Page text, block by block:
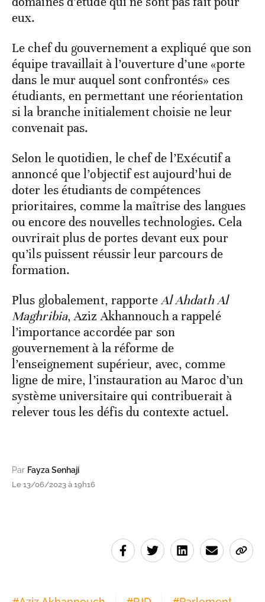
eux.
Le chef du gouvernement a expliqué que son
équipe travaillait à l’ouverture d’une «porte
dans le mur auquel sont confrontés» ces
étudiants, en permettant une réorientation
si la branche initialement choisie ne leur
convenait pas.
Selon le quotidien, le chef de l’Exécutif a
annoncé que l’objectif est aujourd’hui de
doter les étudiants de compétences
prioritaires, comme la maîtrise des langues
ou encore des nouvelles technologies. Cela
ouvrirait plus de portes devant eux pour
qu’ils puissent réussir leur parcours de
formation.
Plus globalement, rapporteAl Ahdath Al
Maghribia, Aziz Akhannouch a rappelé
l’importance accordée par son
gouvernement à la réforme de
l’enseignement supérieur, avec, comme
ligne de mire, l’instauration au Maroc d’un
système universitaire qui contribuerait à
relever tous les défis du contexte actuel.
Par Fayza Senhaji
Le 13/06/2023 à 19h16